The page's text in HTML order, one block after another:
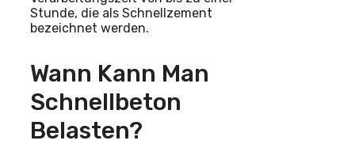
Stunde, die als Schnellzement
bezeichnet werden.
Wann Kann Man
Schnellbeton
Belasten?